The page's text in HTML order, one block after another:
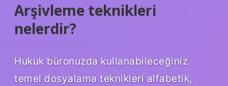
Arşivleme teknikleri
nelerdir?
Hukuk büronuzda kullanabileceğiniz
temel dosyalama teknikleri alfabetik,